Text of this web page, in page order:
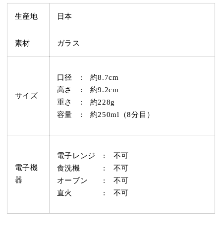
生産地 日本
素材 ガラス
サイズ
口径 : 約8.7cm
高さ : 約9.2cm
重さ : 約228g
容量 : 約250ml（8分目）
電子機
器
電子レンジ : 不可
食洗機 : 不可
オーブン : 不可
直火 : 不可